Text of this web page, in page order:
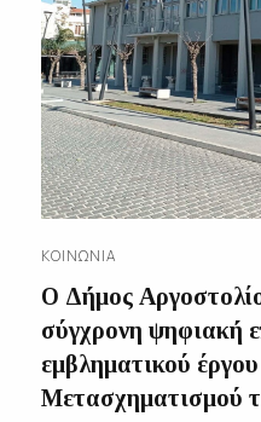
ΚΟΙΝΩΝΊΑ
Ο Δήμος
σύγχρονη ψηφιακή
εμβληματικού
Μετασχηματισμού